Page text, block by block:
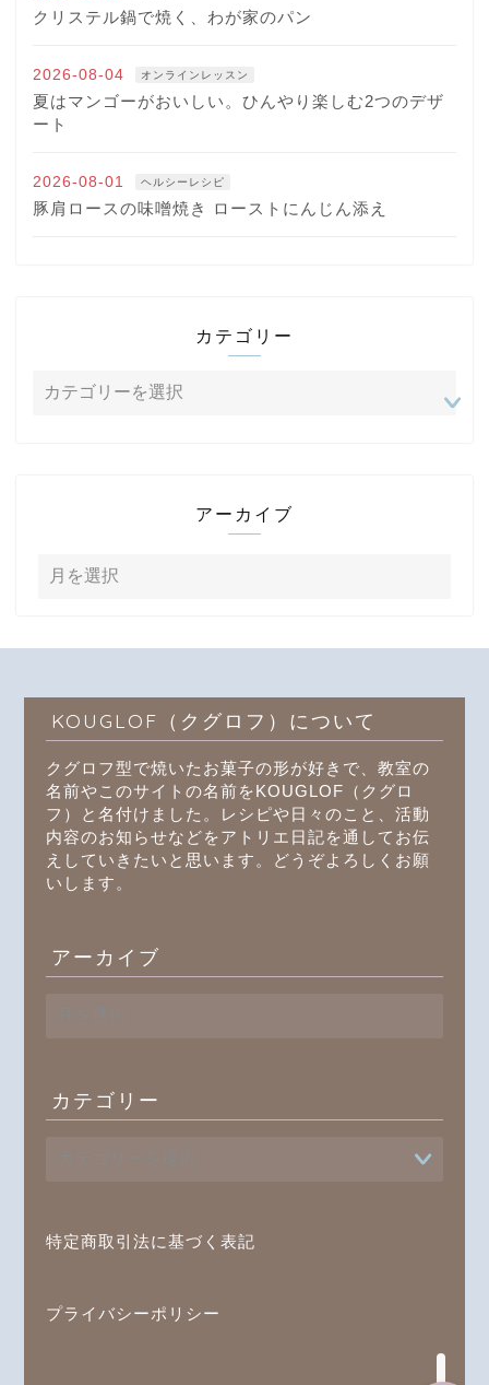
クリステル鍋で焼く、わが家のパン
2026-08-04 オンラインレッスン
夏はマンゴーがおいしい。ひんやり楽しむ2つのデザ
ート
2026-08-01 ヘルシーレシピ
豚肩ロースの味噌焼き ローストにんじん添え
カテゴリー
アーカイブ
KOUGLOF（クグロフ）について
クグロフ型で焼いたお菓子の形が好きで、教室の
名前やこのサイトの名前をKOUGLOF（クグロ
フ）と名付けました。レシピや日々のこと、活動
内容のお知らせなどをアトリエ日記を通してお伝
えしていきたいと思います。どうぞよろしくお願
いします。
アーカイブ
ブ
カテゴリー
特定商取引法に基づく表記
プライバシーポリシー
プロフィール
オンラインレッスン